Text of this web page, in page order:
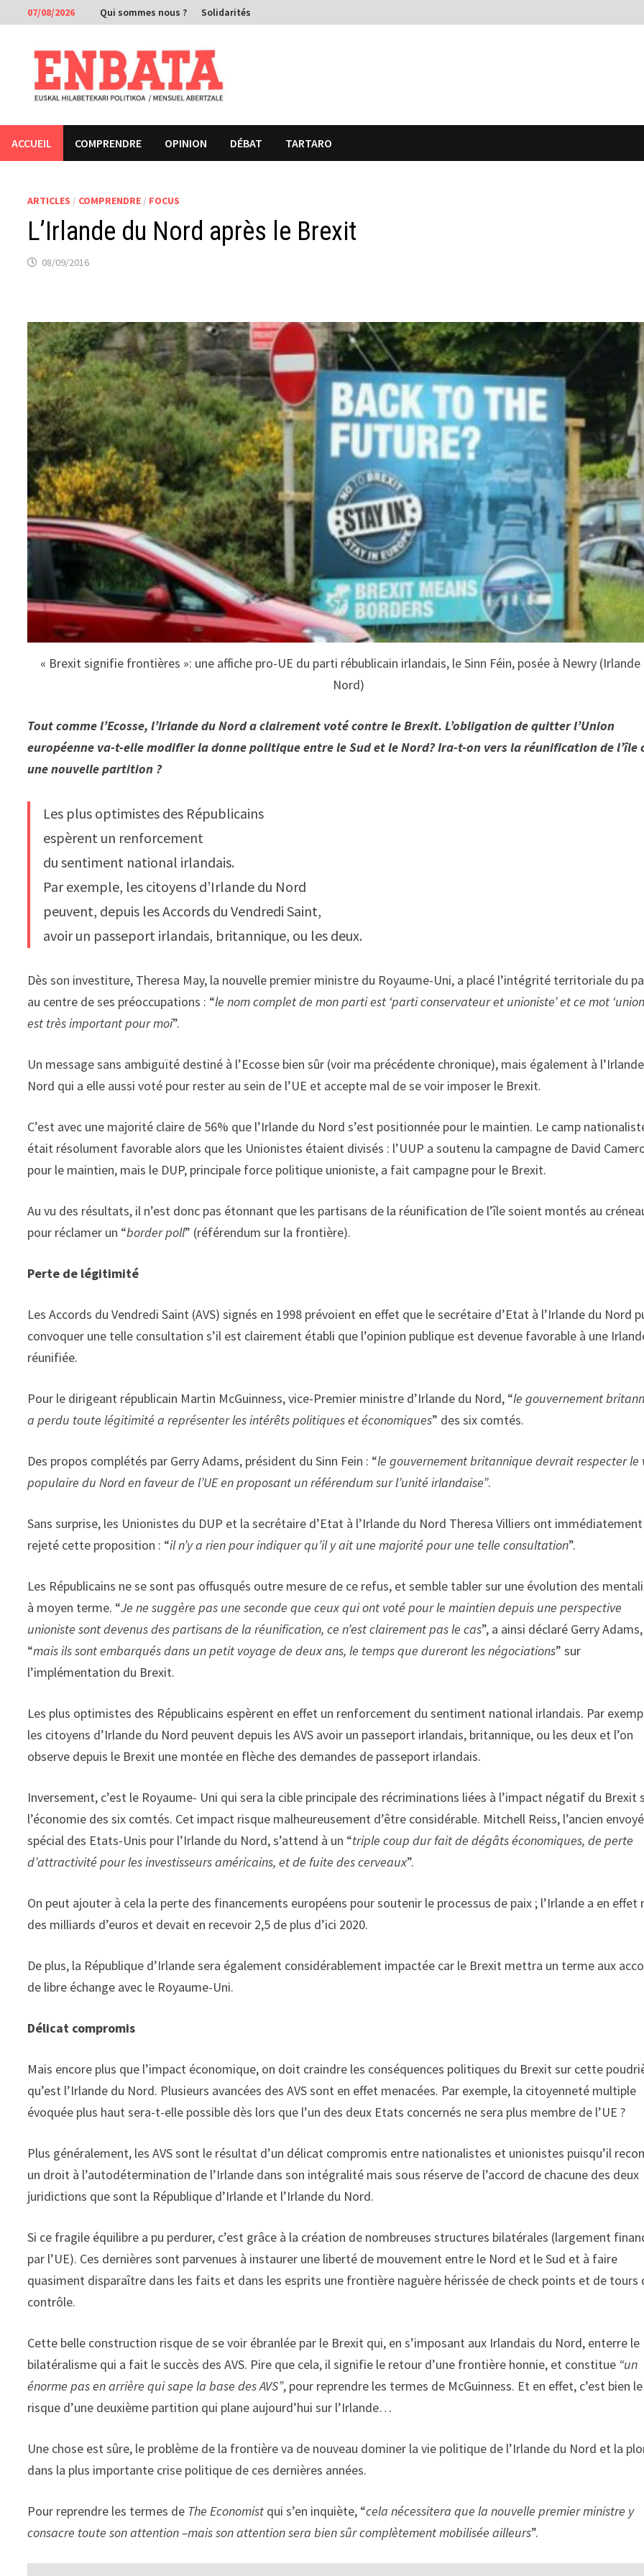
Passer
au
contenu
07/08/2026 Qui sommes nous ? Solidarités
ACCUEIL COMPRENDRE OPINION DÉBAT TARTARO
ARTICLES / COMPRENDRE / FOCUS
L’Irlande du Nord après le Brexit
08/09/2016
« Brexit signifie frontières »: une affiche pro-UE du parti rébublicain irlandais, le Sinn Féin, posée à Newry (Irlande
Nord)
Tout comme l’Ecosse, l’Irlande du Nord a clairement voté contre le Brexit. L’obligation de quitter l’Union
européenne va-t-elle modifier la donne politique entre le Sud et le Nord? Ira-t-on vers la réunification de l’île
une nouvelle partition ?
Les plus optimistes des Républicains
espèrent un renforcement
du sentiment national irlandais.
Par exemple, les citoyens d’Irlande du Nord
peuvent, depuis les Accords du Vendredi Saint,
avoir un passeport irlandais, britannique, ou les deux.
Dès son investiture, Theresa May, la nouvelle premier ministre du Royaume-Uni, a placé l’intégrité territoriale du
au centre de ses préoccupations : “le nom complet de mon parti est ‘parti conservateur et unioniste’ et ce mot
est très important pour moi”.
Un message sans ambiguïté destiné à l’Ecosse bien sûr (voir ma précédente chronique), mais également à
Nord qui a elle aussi voté pour rester au sein de l’UE et accepte mal de se voir imposer le Brexit.
C’est avec une majorité claire de 56% que l’Irlande du Nord s’est positionnée pour le maintien. Le camp
était résolument favorable alors que les Unionistes étaient divisés : l’UUP a soutenu la campagne de David
pour le maintien, mais le DUP, principale force politique unioniste, a fait campagne pour le Brexit.
Au vu des résultats, il n’est donc pas étonnant que les partisans de la réunification de l’île soient montés au
pour réclamer un “border poll” (référendum sur la frontière).
Perte de légitimité
Les Accords du Vendredi Saint (AVS) signés en 1998 prévoient en effet que le secrétaire d’Etat à l’Irlande du Nord
convoquer une telle consultation s’il est clairement établi que l’opinion publique est devenue favorable à une
réunifiée.
Pour le dirigeant républicain Martin McGuinness, vice-Premier ministre d’Irlande du Nord, “le gouvernement
a perdu toute légitimité a représenter les intérêts politiques et économiques” des six comtés.
Des propos complétés par Gerry Adams, président du Sinn Fein : “le gouvernement britannique devrait respecter le
populaire du Nord en faveur de l’UE en proposant un référendum sur l’unité irlandaise”.
Sans surprise, les Unionistes du DUP et la secrétaire d’Etat à l’Irlande du Nord Theresa Villiers ont immédiatement
rejeté cette proposition : “il n’y a rien pour indiquer qu’il y ait une majorité pour une telle consultation”.
Les Républicains ne se sont pas offusqués outre mesure de ce refus, et semble tabler sur une évolution des
à moyen terme. “Je ne suggère pas une seconde que ceux qui ont voté pour le maintien depuis une perspective
unioniste sont devenus des partisans de la réunification, ce n’est clairement pas le cas”, a ainsi déclaré Gerry Adams,
“mais ils sont embarqués dans un petit voyage de deux ans, le temps que dureront les négociations” sur
l’implémentation du Brexit.
Les plus optimistes des Républicains espèrent en effet un renforcement du sentiment national irlandais. Par
les citoyens d’Irlande du Nord peuvent depuis les AVS avoir un passeport irlandais, britannique, ou les deux et l’on
observe depuis le Brexit une montée en flèche des demandes de passeport irlandais.
Inversement, c’est le Royaume- Uni qui sera la cible principale des récriminations liées à l’impact négatif du Brexit
l’économie des six comtés. Cet impact risque malheureusement d’être considérable. Mitchell Reiss, l’ancien envoyé
spécial des Etats-Unis pour l’Irlande du Nord, s’attend à un “triple coup dur fait de dégâts économiques, de perte
d’attractivité pour les investisseurs américains, et de fuite des cerveaux”.
On peut ajouter à cela la perte des financements européens pour soutenir le processus de paix ; l’Irlande a en effet
des milliards d’euros et devait en recevoir 2,5 de plus d’ici 2020.
De plus, la République d’Irlande sera également considérablement impactée car le Brexit mettra un terme aux
de libre échange avec le Royaume-Uni.
Délicat compromis
Mais encore plus que l’impact économique, on doit craindre les conséquences politiques du Brexit sur cette
qu’est l’Irlande du Nord. Plusieurs avancées des AVS sont en effet menacées. Par exemple, la citoyenneté multiple
évoquée plus haut sera-t-elle possible dès lors que l’un des deux Etats concernés ne sera plus membre de l’UE ?
Plus généralement, les AVS sont le résultat d’un délicat compromis entre nationalistes et unionistes puisqu’il
un droit à l’autodétermination de l’Irlande dans son intégralité mais sous réserve de l’accord de chacune des deux
juridictions que sont la République d’Irlande et l’Irlande du Nord.
Si ce fragile équilibre a pu perdurer, c’est grâce à la création de nombreuses structures bilatérales (largement
par l’UE). Ces dernières sont parvenues à instaurer une liberté de mouvement entre le Nord et le Sud et à faire
quasiment disparaître dans les faits et dans les esprits une frontière naguère hérissée de check points et de tours
contrôle.
Cette belle construction risque de se voir ébranlée par le Brexit qui, en s’imposant aux Irlandais du Nord, enterre le
bilatéralisme qui a fait le succès des AVS. Pire que cela, il signifie le retour d’une frontière honnie, et constitue “un
énorme pas en arrière qui sape la base des AVS”, pour reprendre les termes de McGuinness. Et en effet, c’est bien le
risque d’une deuxième partition qui plane aujourd’hui sur l’Irlande…
Une chose est sûre, le problème de la frontière va de nouveau dominer la vie politique de l’Irlande du Nord et la
dans la plus importante crise politique de ces dernières années.
Pour reprendre les termes de The Economist qui s’en inquiète, “cela nécessitera que la nouvelle premier ministre y
consacre toute son attention –mais son attention sera bien sûr complètement mobilisée ailleurs”.